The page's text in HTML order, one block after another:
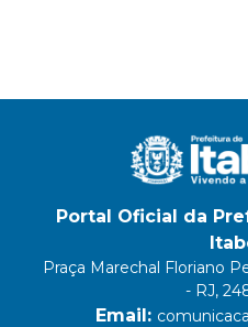
Portal Oficial da
Praça Marechal Floriano
- RJ,
Email: